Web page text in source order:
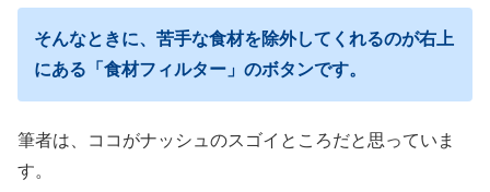
そんなときに、苦手な食材を除外してくれるのが右上
にある「食材フィルター」のボタンです。
筆者は、ココがナッシュのスゴイところだと思っていま
す。